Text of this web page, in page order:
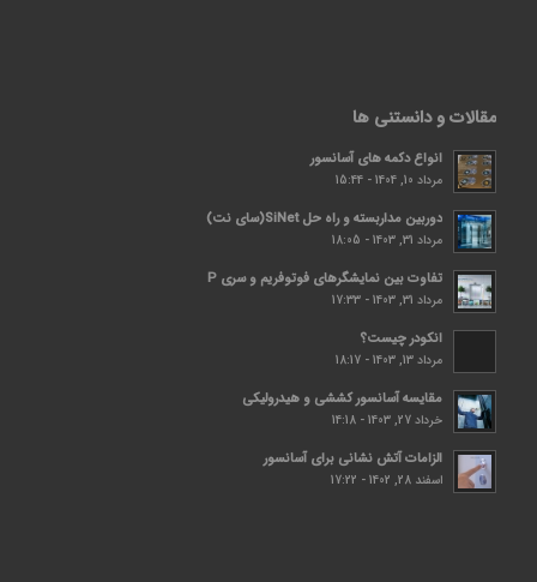
مقالات و دانستنی ها
انواع دکمه های آسانسور
مرداد 10, 1404 - 15:44
دوربین مداربسته و راه حل SiNet(سای نت)
مرداد 31, 1403 - 18:05
تفاوت بین نمایشگرهای فوتوفریم و سری P
مرداد 31, 1403 - 17:33
انکودر چیست؟
مرداد 13, 1403 - 18:17
مقایسه آسانسور کششی و هیدرولیکی
خرداد 27, 1403 - 14:18
الزامات آتش نشانی برای آسانسور
اسفند 28, 1402 - 17:22